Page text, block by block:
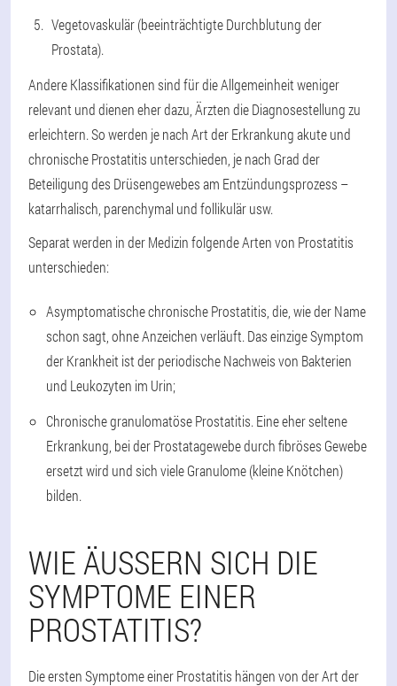
Vegetovaskulär (beeinträchtigte Durchblutung der
Prostata).
Andere Klassifikationen sind für die Allgemeinheit weniger
relevant und dienen eher dazu, Ärzten die Diagnosestellung zu
erleichtern. So werden je nach Art der Erkrankung akute und
chronische Prostatitis unterschieden, je nach Grad der
Beteiligung des Drüsengewebes am Entzündungsprozess –
katarrhalisch, parenchymal und follikulär usw.
Separat werden in der Medizin folgende Arten von Prostatitis
unterschieden:
Asymptomatische chronische Prostatitis, die, wie der Name
schon sagt, ohne Anzeichen verläuft. Das einzige Symptom
der Krankheit ist der periodische Nachweis von Bakterien
und Leukozyten im Urin;
Chronische granulomatöse Prostatitis. Eine eher seltene
Erkrankung, bei der Prostatagewebe durch fibröses Gewebe
ersetzt wird und sich viele Granulome (kleine Knötchen)
bilden.
WIE ÄUSSERN SICH DIE S
YMPTOME EINER P
ROSTATITIS?
Die ersten Symptome einer Prostatitis hängen von der Art der